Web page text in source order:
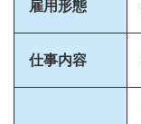
雇用形態
仕事内容